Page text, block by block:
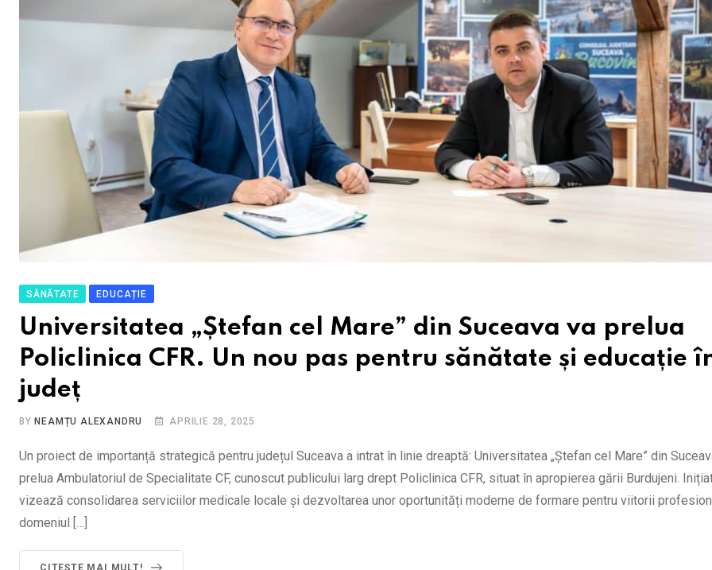
SĂNĂTATE EDUCAȚIE
Universitatea „Ștefan cel Mare” din Suceava va prelua
Policlinica CFR. Un nou pas pentru sănătate și educație
județ
BY NEAMȚU ALEXANDRU APRILIE 28, 2025
Un proiect de importanță strategică pentru județul Suceava a intrat în linie dreaptă: Universitatea „Ștefan cel Mare” din
prelua Ambulatoriul de Specialitate CF, cunoscut publicului larg drept Policlinica CFR, situat în apropierea gării Burdujeni.
vizează consolidarea serviciilor medicale locale și dezvoltarea unor oportunități moderne de formare pentru viitorii
domeniul […]